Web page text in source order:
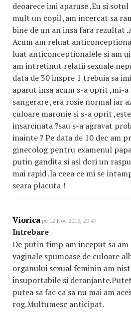
deoarece imi aparuse .Eu si
mult un copil ,am incercat sa
bine de un an insa fara rezultat
Acum am reluat
luat anticonceptionalele si am
am intretinut relatii sexuale
data de 30 inspre 1 trebuia sa
aparut insa acum s-a oprit ,mi-
sangerare ,era rosie normal iar
culoare maronie si s-a oprit
insarcinata ?sau s-a agravat
inainte ? Pe data de 10 dec am
ginecolog pentru examenul
putin gandita si asi dori un
mai rapid .la ceea ce mi se
seara placuta !
Viorica pe 12 Nov 2013, 20:47
Intrebare
De putin timp am inceput sa
vaginale spumoase de culoare
organului sexual feminin am
insuportabile si
putea sa fac ca sa nu mai am
rog.Multumesc anticipat.